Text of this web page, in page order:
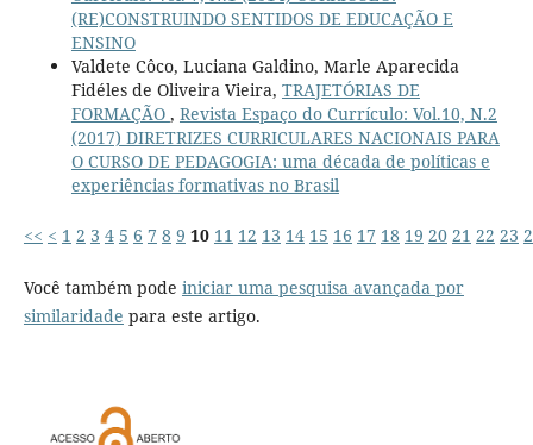
(RE)CONSTRUINDO SENTIDOS DE EDUCAÇÃO E
ENSINO
Valdete Côco, Luciana Galdino, Marle Aparecida
Fidéles de Oliveira Vieira, TRAJETÓRIAS DE
FORMAÇÃO , Revista Espaço do Currículo: Vol.10, N.2
(2017) DIRETRIZES CURRICULARES NACIONAIS PARA
O CURSO DE PEDAGOGIA: uma década de políticas e
experiências formativas no Brasil
<< < 1 2 3 4 5 6 7 8 9 10 11 12 13 14 15 16 17 18 19 20 21 22 23
Você também pode iniciar uma pesquisa avançada por
similaridade para este artigo.